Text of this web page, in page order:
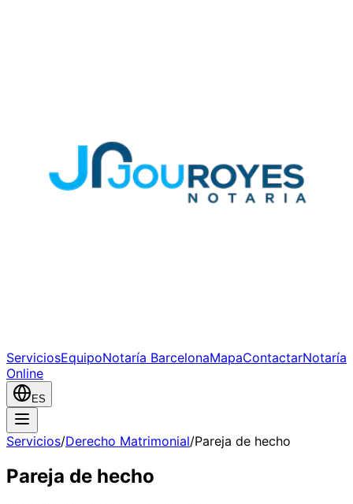
ServiciosEquipoNotaría BarcelonaMapaContactarNotaría
Online
ES
Servicios/Derecho Matrimonial/Pareja de hecho
Pareja de hecho